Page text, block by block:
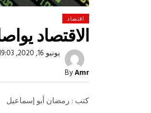
اقتصاد
الاقتصاد
ByAmr
يونيو 16, 2020, 19:03 م
كتب : رمضان أبو إسماعيل